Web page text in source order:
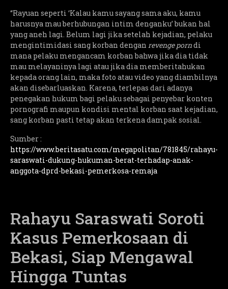
“Rayuan seperti ‘Kalau kamu sayang sama aku, kamu
harusnya mau berhubungan intim denganku’ bukan hal
yang aneh lagi. Belum lagi jika setelah kejadian, pelaku
mengintimidasi sang korban dengan revenge porndi
mana pelaku mengancam korban bahwa jika dia tidak
mau melayaninya lagi atau jika dia memberitahukan
kepada orang lain, maka foto atau video yang diambilnya
akan disebarluaskan. Karena, terlepas dari adanya
penegakan hukum bagi pelaku sebagai penyebar konten
pornografi maupun kondisi mental korban saat kejadian,
sang korban pasti tetap akan terkena dampak sosial.
Sumber :
https://www.beritasatu.com/megapolitan/781845/rahayu-
saraswati-dukung-hukuman-berat-terhadap-anak-
anggota-dprd-bekasi-pemerkosa-remaja
Rahayu Saraswati Soroti
Kasus Pemerkosaan di
Bekasi, Siap Mengawal
Hingga Tuntas